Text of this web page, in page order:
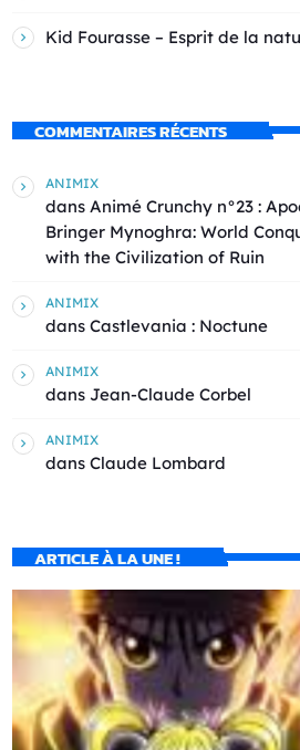
Kid Fourasse – Esprit de la
COMMENTAIRES RÉCENTS
ANIMIX
dans Animé Crunchy n°23 :
Bringer Mynoghra: World
with the Civilization of Ruin
ANIMIX
dans Castlevania : Noctune
ANIMIX
dans Jean-Claude Corbel
ANIMIX
dans Claude Lombard
ARTICLE À LA UNE !